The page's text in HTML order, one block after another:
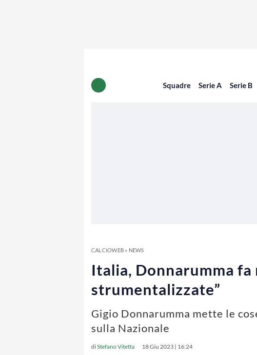
Squadre Serie A Serie B
CALCIOWEB» NEWS
Italia, Donnarumma
strumentalizzate”
Gigio Donnarumma mette le
sulla Nazionale
diStefano Vitetta 18 Giu 2023 | 16:24